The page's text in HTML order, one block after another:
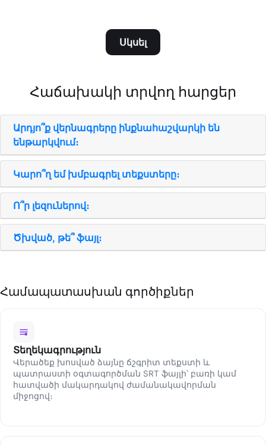
Սկսել
Հաճախակի տրվող հարցեր
Արդյո՞ք վերնագրերը ինքնահաշվարկի են
ենթարկվում։
Կարո՞ղ եմ խմբագրել տեքստերը։
Ո՞ր լեզուներով։
Ծխված, թե՞ ֆայլ։
Համապատասխան գործիքներ
Տեղեկագրություն
Վերածեք խոսված ձայնը ճշգրիտ տեքստի և
պատրաստի օգտագործման SRT ֆայլի՝ բառի կամ
հատվածի մակարդակով ժամանակավորման
միջոցով։